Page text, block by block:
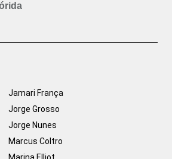
Jamari França
Jorge Grosso
Jorge Nunes
Marcus Coltro